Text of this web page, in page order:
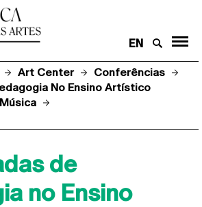
EN
Art Center
Conferências
No Ensino Artístico
de
no Ensino